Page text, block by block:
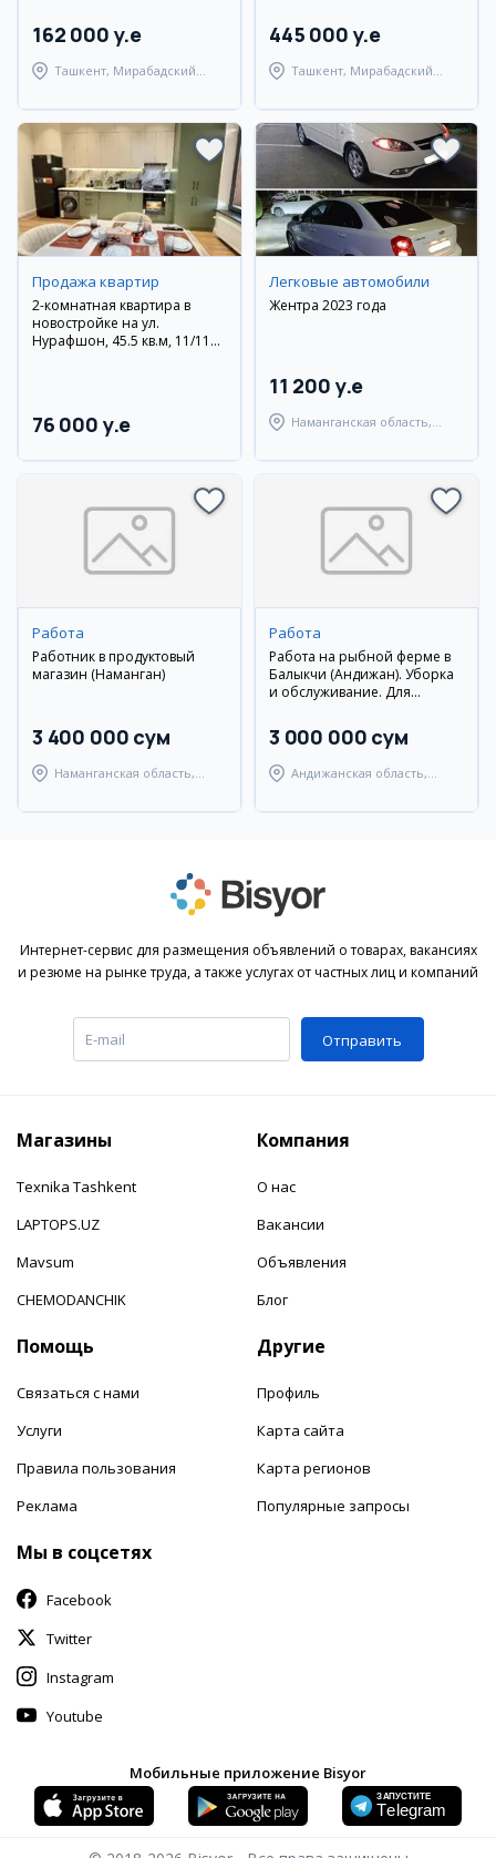
мебель и техника
162 000 y.e
Ташкент, Мирабадский
445 000 y.e
Ташкент, Мирабадский
Продажа квартир
2-комнатная квартира в
новостройке на ул.
Нурафшон, 45.5 кв.м, 11/11
76 000 y.e
Легковые автомобили
Жентра 2023 года
11 200 y.e
Наманганская область,
Работа
Работник в продуктовый
магазин (Наманган)
3 400 000 сум
Наманганская область,
Работа
Работа на рыбной ферме в
Балыкчи (Андижан). Уборка
и обслуживание. Для
08:00-22:00.
3 000 000 сум
Андижанская область,
Интернет-сервис для размещения объявлений о товарах, вакансиях
и резюме на рынке труда, а также услугах от частных лиц и компаний
Отправить
Магазины
Texnika Tashkent
LAPTOPS.UZ
Mavsum
CHEMODANCHIK
Компания
О нас
Вакансии
Объявления
Блог
Помощь
Связаться с нами
Услуги
Правила пользования
Реклама
Другие
Профиль
Карта сайта
Карта регионов
Популярные запросы
Мы в соцсетях
Facebook
Twitter
Instagram
Youtube
Мобильные приложение Bisyor